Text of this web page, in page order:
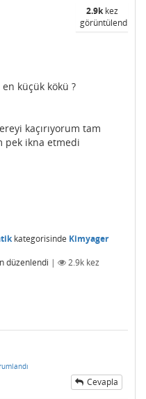
2.9kkez
görüntülendi
en küçük kökü ?
kaçırıyorum tam
pek ikna etmedi
kategorisinde Kimyager
düzenlendi | 2.9k kez
Cevapla